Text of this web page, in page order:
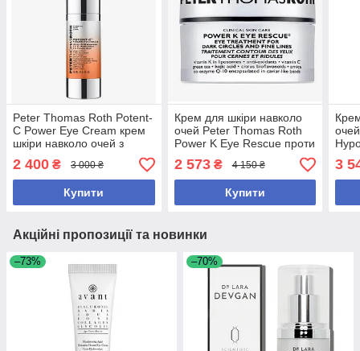
Peter Thomas Roth Potent-
C Power Eye Cream крем
шкіри навколо очей з
вітаміном C для
освітлення темних кіл і
зменшення набряків
2 400 ₴ 3 000 ₴
Купити
Крем для шкіри навколо
очей Peter Thomas Roth
Power K Eye Rescue проти
зморшок, набряків і
темних кіл
2 573₴ 4 150 ₴
Купити
мл
3
Акційні пропозиції та новинки
–73% –70%